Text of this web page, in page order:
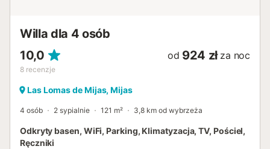
Willa dla 4 osób
10,0
8 recenzje
od 924 zł za noc
Las Lomas de Mijas, Mijas
4 osób 2 sypialnie 121 m² 3,8 km od wybrzeża
Odkryty basen, WiFi, Parking, Klimatyzacja, TV, Pościel,
Ręczniki